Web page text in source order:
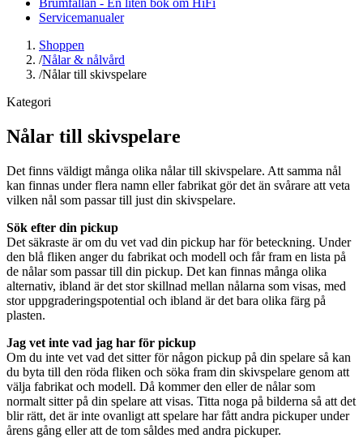
Servicemanualer
Shoppen
/Nålar & nålvård
/Nålar till skivspelare
Kategori
Nålar till skivspelare
Det finns väldigt många olika nålar till skivspelare. Att samma nål
kan finnas under flera namn eller fabrikat gör det än svårare att veta
vilken nål som passar till just din skivspelare.
Sök efter din pickup
Det säkraste är om du vet vad din pickup har för beteckning. Under
den blå fliken anger du fabrikat och modell och får fram en lista på
de nålar som passar till din pickup. Det kan finnas många olika
alternativ, ibland är det stor skillnad mellan nålarna som visas, med
stor uppgraderingspotential och ibland är det bara olika färg på
plasten.
Jag vet inte vad jag har för pickup
Om du inte vet vad det sitter för någon pickup på din spelare så kan
du byta till den röda fliken och söka fram din skivspelare genom att
välja fabrikat och modell. Då kommer den eller de nålar som
normalt sitter på din spelare att visas. Titta noga på bilderna så att det
blir rätt, det är inte ovanligt att spelare har fått andra pickuper under
årens gång eller att de tom såldes med andra pickuper.